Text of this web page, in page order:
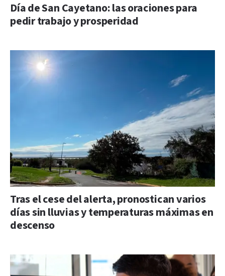
Día de San Cayetano: las oraciones para
pedir trabajo y prosperidad
Tras el cese del alerta, pronostican varios
días sin lluvias y temperaturas máximas en
descenso